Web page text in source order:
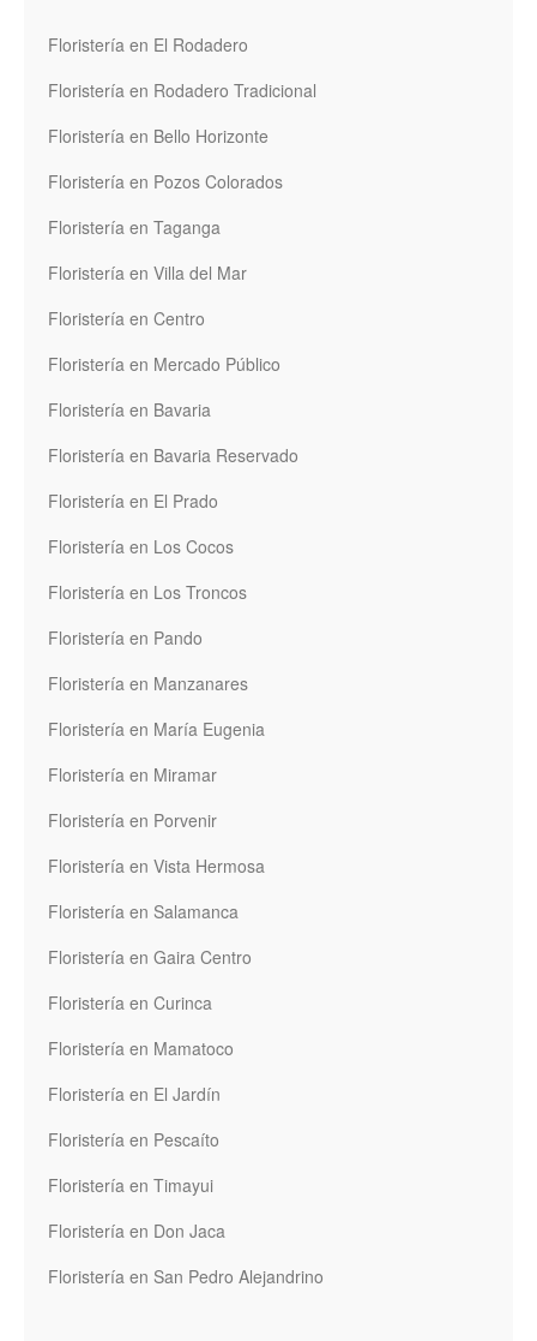
Floristería en El Rodadero
Floristería en Rodadero Tradicional
Floristería en Bello Horizonte
Floristería en Pozos Colorados
Floristería en Taganga
Floristería en Villa del Mar
Floristería en Centro
Floristería en Mercado Público
Floristería en Bavaria
Floristería en Bavaria Reservado
Floristería en El Prado
Floristería en Los Cocos
Floristería en Los Troncos
Floristería en Pando
Floristería en Manzanares
Floristería en María Eugenia
Floristería en Miramar
Floristería en Porvenir
Floristería en Vista Hermosa
Floristería en Salamanca
Floristería en Gaira Centro
Floristería en Curinca
Floristería en Mamatoco
Floristería en El Jardín
Floristería en Pescaíto
Floristería en Timayui
Floristería en Don Jaca
Floristería en San Pedro Alejandrino